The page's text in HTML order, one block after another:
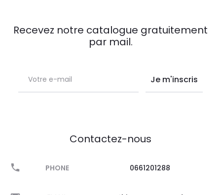
Recevez notre catalogue gratuitement
par mail.
Contactez-nous
PHONE 0661201288